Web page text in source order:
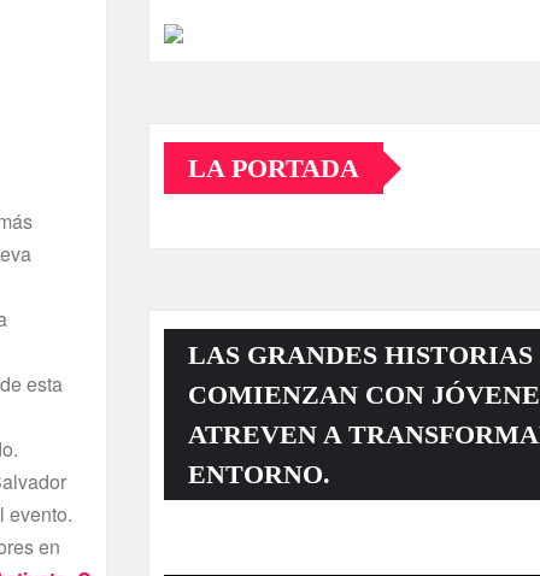
esta
evento.
en
LA PORTADA
LAS GRANDES HISTORIAS
COMIENZAN CON
ATREVEN A
ENTORNO.